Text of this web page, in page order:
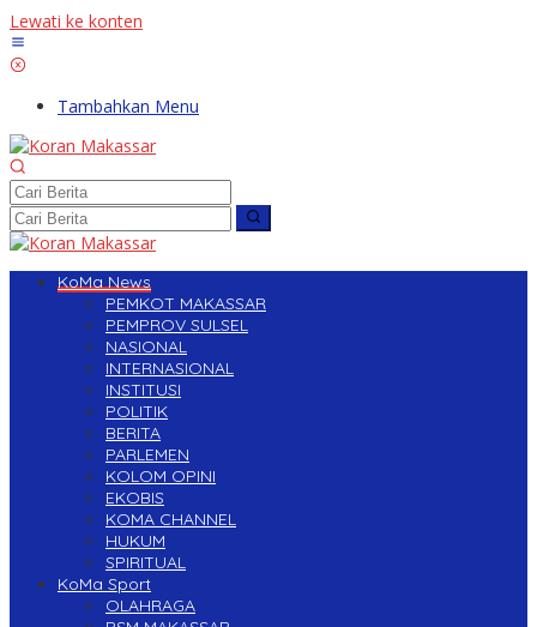
Lewati ke konten
Tambahkan Menu
KoMa News
PEMKOT MAKASSAR
PEMPROV SULSEL
NASIONAL
INTERNASIONAL
INSTITUSI
POLITIK
BERITA
PARLEMEN
KOLOM OPINI
EKOBIS
KOMA CHANNEL
HUKUM
SPIRITUAL
KoMa Sport
OLAHRAGA